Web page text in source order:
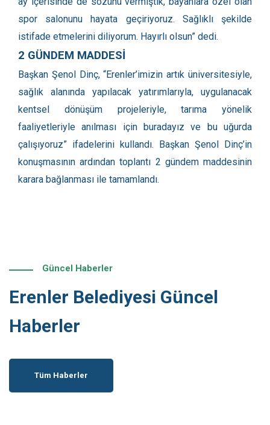
spor salonunu hayata geçiriyoruz. Sağlıklı şekilde
istifade etmelerini diliyorum. Hayırlı olsun” dedi.
2 GÜNDEM MADDESİ
Başkan Şenol Dinç, “Erenler’imizin artık üniversitesiyle,
sağlık alanında yapılacak yatırımlarıyla, uygulanacak
kentsel dönüşüm projeleriyle, tarıma yönelik
faaliyetleriyle anılması için buradayız ve bu uğurda
çalışıyoruz” ifadelerini kullandı. Başkan Şenol Dinç’in
konuşmasının ardından toplantı 2 gündem maddesinin
karara bağlanması ile tamamlandı.
Güncel Haberler
Erenler Belediyesi Güncel
Haberler
Tüm Haberler